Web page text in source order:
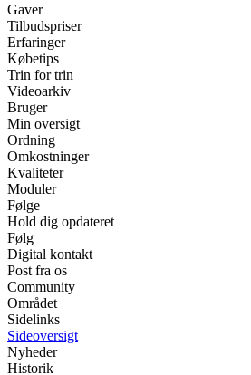
Gaver
Tilbudspriser
Erfaringer
Købetips
Trin for trin
Videoarkiv
Bruger
Min oversigt
Ordning
Omkostninger
Kvaliteter
Moduler
Følge
Hold dig opdateret
Følg
Digital kontakt
Post fra os
Community
Området
Sidelinks
Sideoversigt
Nyheder
Historik